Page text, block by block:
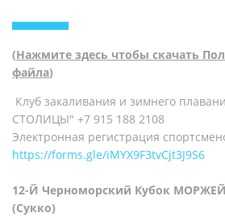
(Нажмите здесь чтобы скачать
файла)
Клуб закаливания и зимнего
СТОЛИЦЫ" +7 915 188 2108
Электронная регистрация
https://forms.gle/iMYX9F3tvCjt3J9S6
12-Й Черноморский Кубок
(Сукко)